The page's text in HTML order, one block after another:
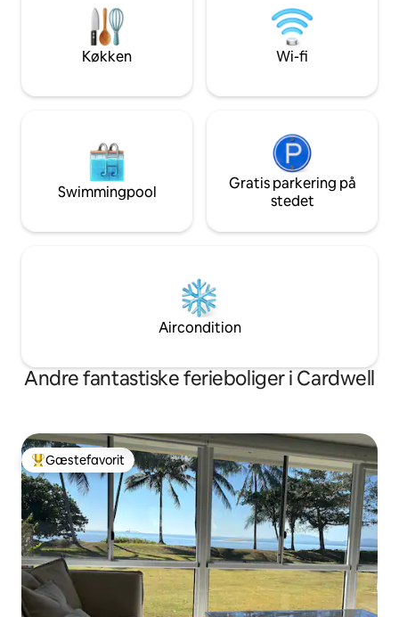
på verdensarvslisten. Der er små
detaljer, der får dig til at føle dig
velkommen og godt tilpas. Masser af
plads til familier.
Villa Amavi
Airbnb's
et servicegebyr
Køkken Wi-fi
Swimmingpool
Gratis parkering på
stedet
Aircondition
Andre fantastiske ferieboliger i Cardwell
Bedste gæstefavorit
Gæstefavorit